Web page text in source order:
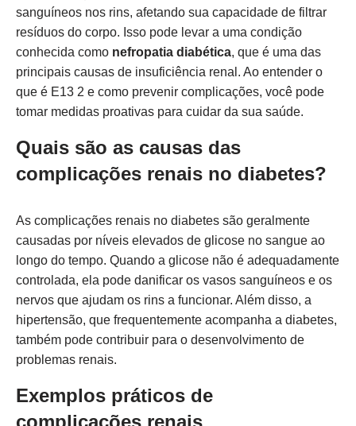
sanguíneos nos rins, afetando sua capacidade de filtrar
resíduos do corpo. Isso pode levar a uma condição
conhecida como nefropatia diabética, que é uma das
principais causas de insuficiência renal. Ao entender o
que é E13 2 e como prevenir complicações, você pode
tomar medidas proativas para cuidar da sua saúde.
Quais são as causas das
complicações renais no diabetes?
As complicações renais no diabetes são geralmente
causadas por níveis elevados de glicose no sangue ao
longo do tempo. Quando a glicose não é adequadamente
controlada, ela pode danificar os vasos sanguíneos e os
nervos que ajudam os rins a funcionar. Além disso, a
hipertensão, que frequentemente acompanha a diabetes,
também pode contribuir para o desenvolvimento de
problemas renais.
Exemplos práticos de
complicações renais